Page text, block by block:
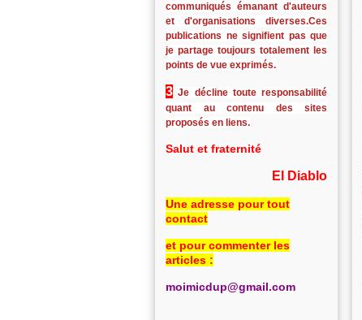
communiqués émanant d'auteurs
et d'organisations diverses.Ces
publications ne signifient pas que
je partage toujours totalement les
points de vue exprimés.
3 Je décline toute responsabilité
quant au contenu des sites
proposés en liens.
Salut et fraternité
El Diablo
Une adresse pour tout
contact
et pour commenter les
articles :
moimicdup@gmail.com